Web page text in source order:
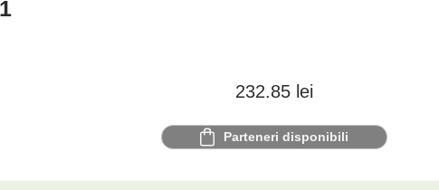
232.85 lei
Parteneri disponibili